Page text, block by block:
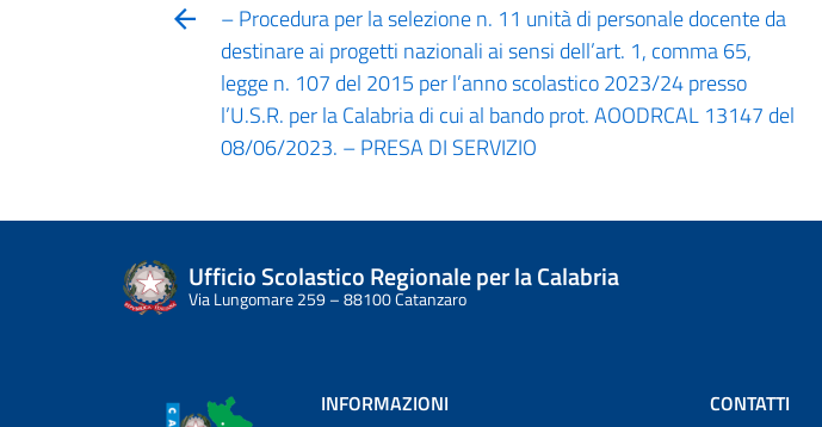
– Procedura per la selezione n. 11 unità di personale docente da
destinare ai progetti nazionali ai sensi dell’art. 1, comma 65,
legge n. 107 del 2015 per l’anno scolastico 2023/24 presso
l’U.S.R. per la Calabria di cui al bando prot. AOODRCAL 13147 del
08/06/2023. – PRESA DI SERVIZIO
Ufficio Scolastico Regionale per la Calabria
Via Lungomare 259 – 88100 Catanzaro
INFORMAZIONI
CONTATTI